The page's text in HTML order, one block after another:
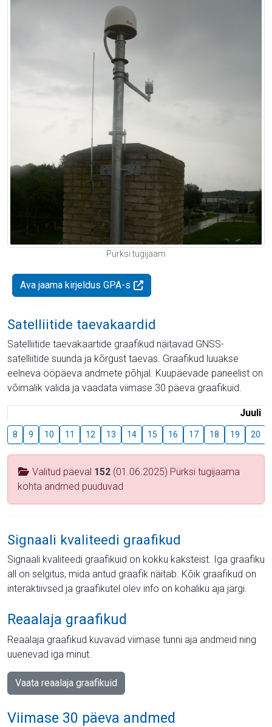
Pürksi tugijaam
Ava jaama kirjeldus GPA-s
Satelliitide taevakaardid
Satelliitide taevakaartide graafikud näitavad GNSS-
satelliitide suunda ja kõrgust taevas. Graafikud luuakse
eelneva ööpäeva andmete põhjal. Kuupäevade paneelist on
võimalik valida ja vaadata viimase 30 päeva graafikuid.
Juuli
8 9 10 11 12 13 14 15 16 17 18 19 20
Valitud päeval 152 (01.06.2025) Pürksi tugijaama
kohta andmed puuduvad
Signaali kvaliteedi graafikud
Signaali kvaliteedi graafikuid on kokku kaksteist. Iga graafiku
all on selgitus, mida antud graafik näitab. Kõik graafikud on
interaktiivsed ja graafikutel olev info on kohaliku aja järgi.
Reaalaja graafikud
Reaalaja graafikud kuvavad viimase tunni aja andmeid ning
uuenevad iga minut.
Vaata reaalaja graafikuid
Viimase 30 päeva andmed